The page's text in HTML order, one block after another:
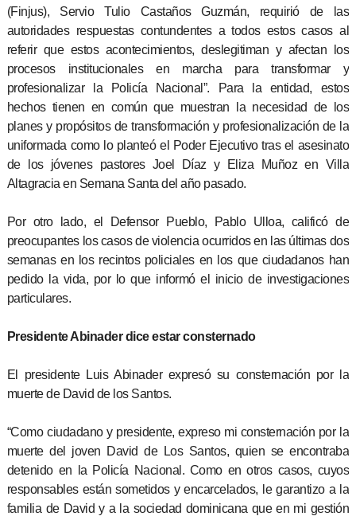
(Finjus), Servio Tulio Castaños Guzmán, requirió de las
autoridades respuestas contundentes a todos estos casos al
referir que estos acontecimientos, deslegitiman y afectan los
procesos institucionales en marcha para transformar y
profesionalizar la Policía Nacional”. Para la entidad, estos
hechos tienen en común que muestran la necesidad de los
planes y propósitos de transformación y profesionalización de la
uniformada como lo planteó el Poder Ejecutivo tras el asesinato
de los jóvenes pastores Joel Díaz y Eliza Muñoz en Villa
Altagracia en Semana Santa del año pasado.
Por otro lado, el Defensor Pueblo, Pablo Ulloa, calificó de
preocupantes los casos de violencia ocurridos en las últimas dos
semanas en los recintos policiales en los que ciudadanos han
pedido la vida, por lo que informó el inicio de investigaciones
particulares.
Presidente Abinader dice estar consternado
El presidente Luis Abinader expresó su consternación por la
muerte de David de los Santos.
“Como ciudadano y presidente, expreso mi consternación por la
muerte del joven David de Los Santos, quien se encontraba
detenido en la Policía Nacional. Como en otros casos, cuyos
responsables están sometidos y encarcelados, le garantizo a la
familia de David y a la sociedad dominicana que en mi gestión